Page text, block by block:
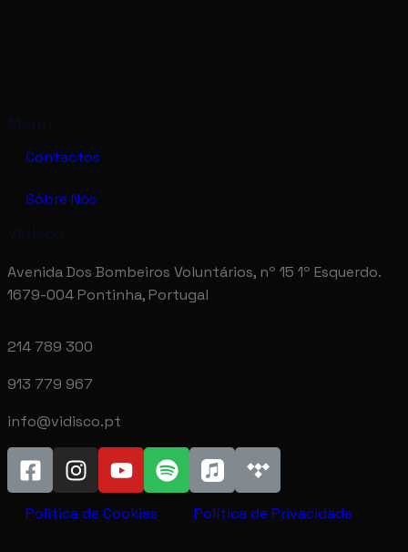
Menu
Contactos
Sobre Nós
Vidisco
Avenida Dos Bombeiros Voluntários, nº 15 1º Esquerdo.
1679-004 Pontinha, Portugal
214 789 300
913 779 967
info@vidisco.pt
Política de Cookies Política de Privacidade